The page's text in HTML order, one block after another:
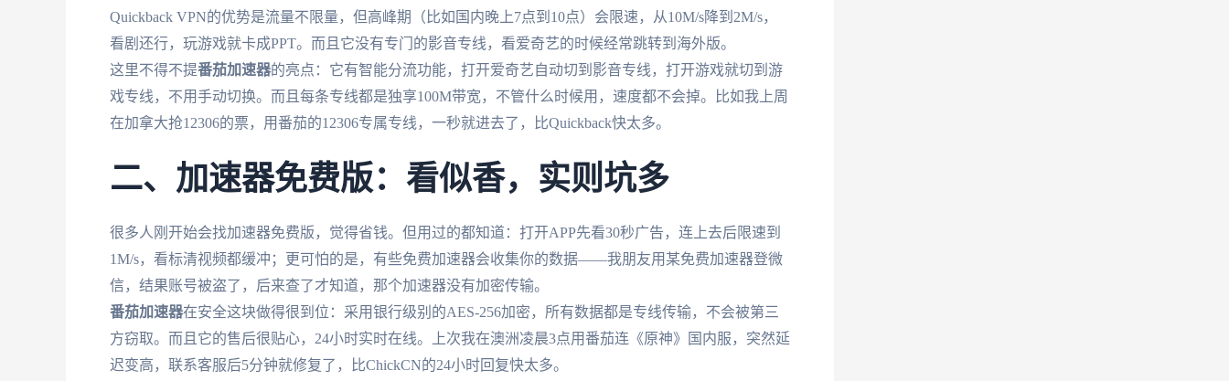
Quickback VPN的优势是流量不限量，但高峰期（比如国内晚上7点到10点）会限速，从10M/s降到2M/s，
看剧还行，玩游戏就卡成PPT。而且它没有专门的影音专线，看爱奇艺的时候经常跳转到海外版。
这里不得不提番茄加速器的亮点：它有智能分流功能，打开爱奇艺自动切到影音专线，打开游戏就切到游
戏专线，不用手动切换。而且每条专线都是独享100M带宽，不管什么时候用，速度都不会掉。比如我上周
在加拿大抢12306的票，用番茄的12306专属专线，一秒就进去了，比Quickback快太多。
二、加速器免费版：看似香，实则坑多
很多人刚开始会找加速器免费版，觉得省钱。但用过的都知道：打开APP先看30秒广告，连上去后限速到
1M/s，看标清视频都缓冲；更可怕的是，有些免费加速器会收集你的数据——我朋友用某免费加速器登微
信，结果账号被盗了，后来查了才知道，那个加速器没有加密传输。
番茄加速器在安全这块做得很到位：采用银行级别的AES-256加密，所有数据都是专线传输，不会被第三
方窃取。而且它的售后很贴心，24小时实时在线。上次我在澳洲凌晨3点用番茄连《原神》国内服，突然延
迟变高，联系客服后5分钟就修复了，比ChickCN的24小时回复快太多。